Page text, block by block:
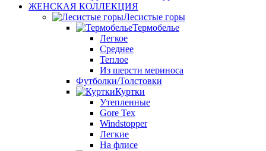
ЖЕНСКАЯ КОЛЛЕКЦИЯ
Лесистые горы
Термобелье
Легкое
Среднее
Теплое
Из шерсти мериноса
Футболки/Толстовки
Куртки
Утепленные
Gore Tex
Windstopper
Легкие
На флисе